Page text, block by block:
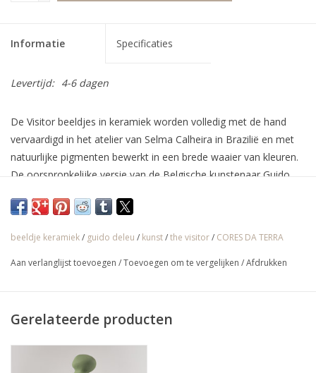
Informatie Specificaties
Levertijd: 4-6 dagen
De Visitor beeldjes in keramiek worden volledig met de hand
vervaardigd in het atelier van Selma Calheira in Brazilië en met
natuurlijke pigmenten bewerkt in een brede waaier van kleuren.
De oorspronkelijke versie van de Belgische kunstenaar Guido
√ Jarenlange ervaring
√ Persoonlijke service
√ Binnen- & buitenshowroom
beeldje keramiek/ guido deleu / kunst/the visitor/ CORES DA TERRA
Aan verlanglijst toevoegen /Toevoegen om te vergelijken /Afdrukken
Gerelateerde producten